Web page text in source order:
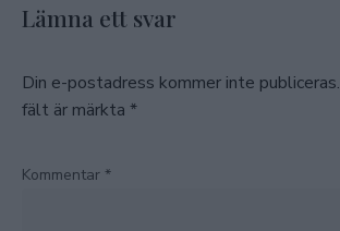
Lämna ett svar
Din e-postadress kommer inte publiceras.
fält är märkta *
Kommentar *